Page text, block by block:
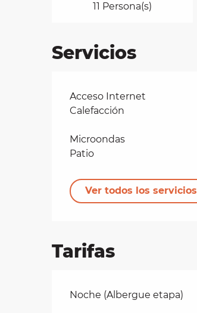
11 Persona(s)
Servicios
Acceso Internet
Calefacción
Microondas
Patio
Ver todos los servicios
Tarifas
Tarifas 2026
Noche (Albergue etapa)